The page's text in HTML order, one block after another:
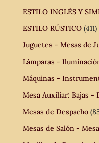
ESTILO INGLÉS Y
ESTILO RÚSTICO (411)
Juguetes - Mesas de
Lámparas -
Máquinas -
Mesa Auxiliar: Bajas -
Mesas de Despacho
Mesas de Salón -